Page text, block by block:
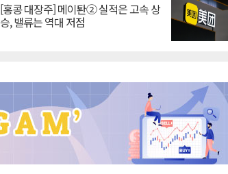
[홍콩 대장주] 메이퇀② 실적은 고속 상
승, 밸류는 역대 저점